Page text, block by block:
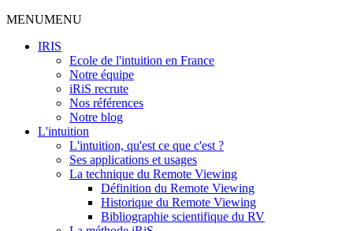
MENUMENU
IRIS
Ecole de l'intuition en France
Notre équipe
iRiS recrute
Nos références
Notre blog
L'intuition
L'intuition, qu'est ce que c'est ?
Ses applications et usages
La technique du Remote Viewing
Définition du Remote Viewing
Historique du Remote Viewing
Bibliographie scientifique du RV